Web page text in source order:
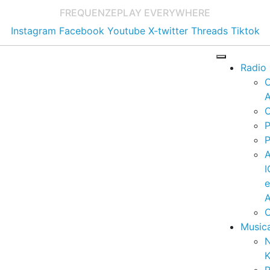
FREQUENZEPLAY EVERYWHERE
Instagram Facebook Youtube X-twitter Threads Tiktok
Radio
e